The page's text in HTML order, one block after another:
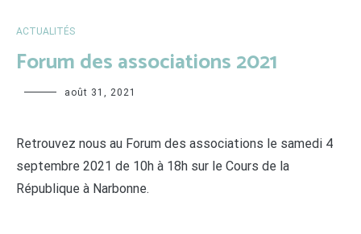
ACTUALITÉS
Forum des associations 2021
Sabrina août 31, 2021
Retrouvez nous au Forum des associations le samedi 4
septembre 2021 de 10h à 18h sur le Cours de la
République à Narbonne.